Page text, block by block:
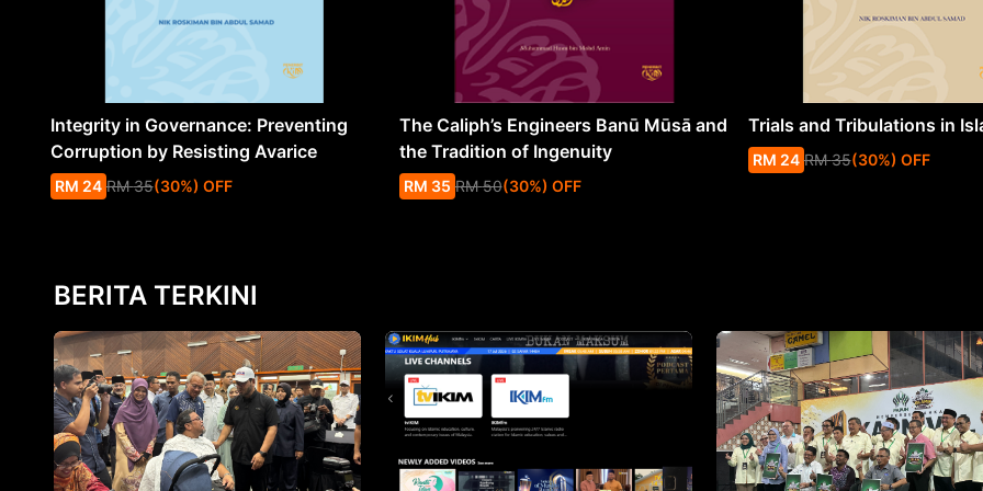
Integrity in Governance: Preventing
Corruption by Resisting Avarice
RM 24 RM 35(30%) OFF
The Caliph’s Engineers Banū Mūsā and
the Tradition of Ingenuity
RM 35 RM 50(30%) OFF
Trials and Tribulations in
RM 24 RM 35(30%) OFF
BERITA TERKINI